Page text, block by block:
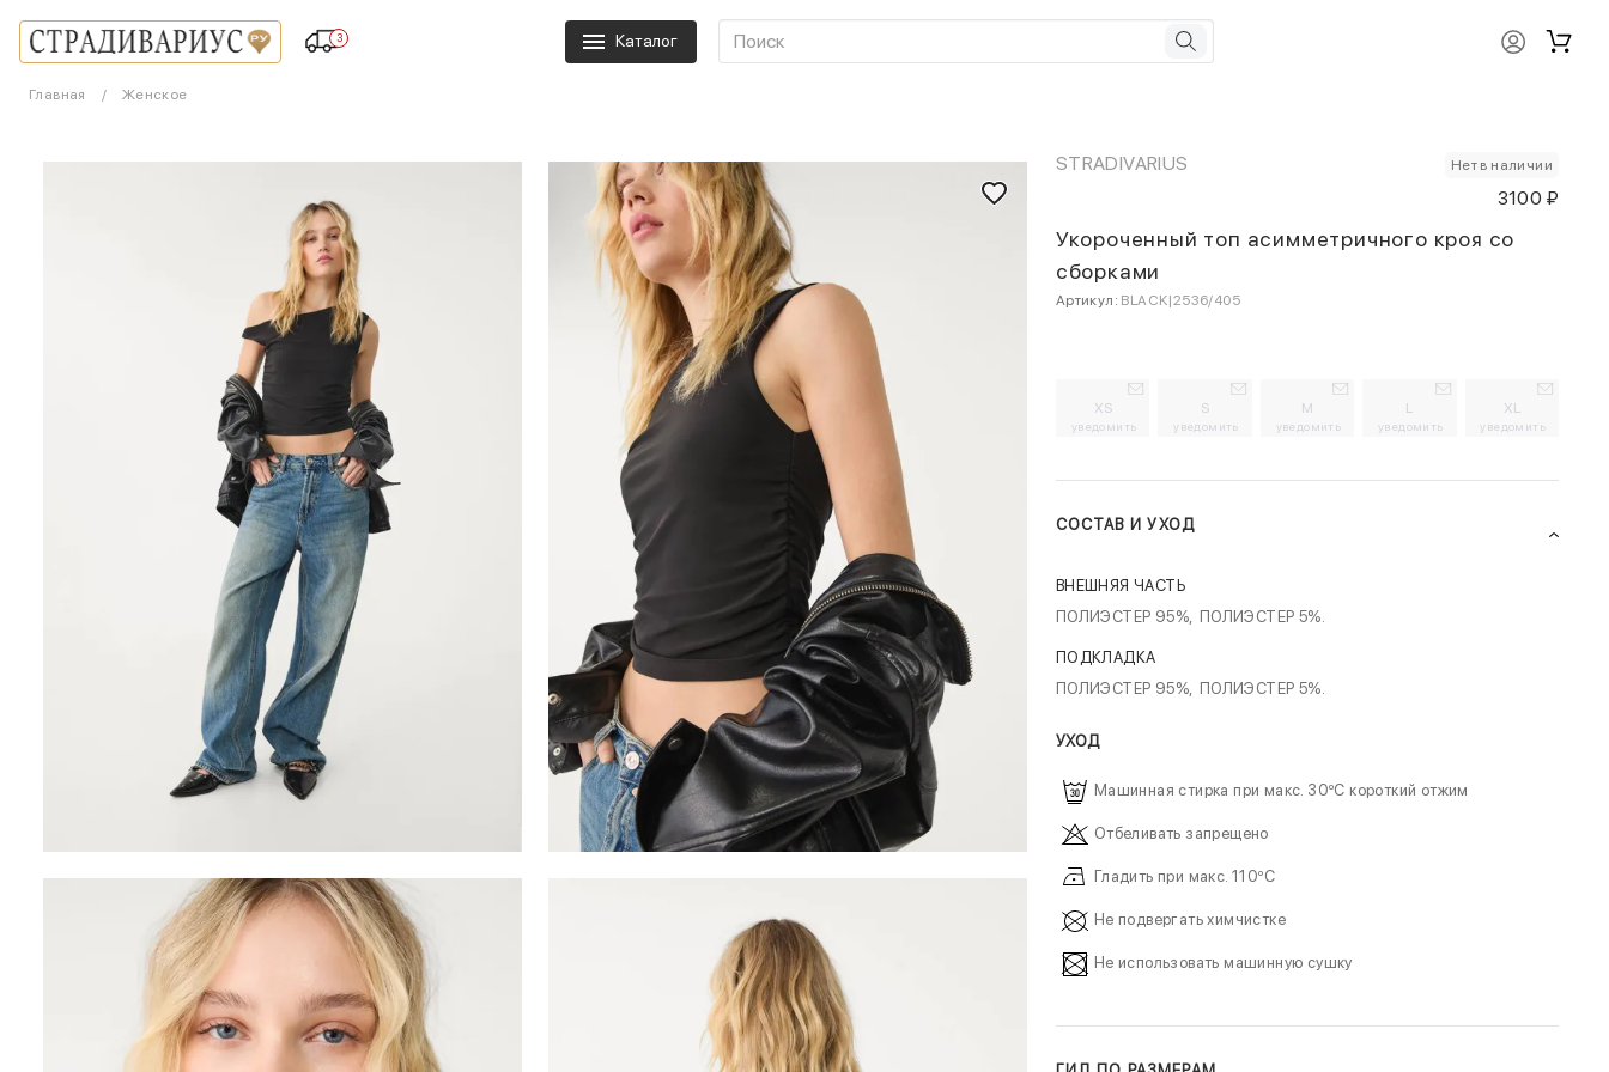
3 Каталог
Главная Женское
STRADIVARIUS Нет в наличии
3100 ₽
Укороченный топ асимметричного кроя со
сборками
Артикул: BLACK|2536/405
XS
уведомить
S
уведомить
M
уведомить
L
уведомить
XL
уведомить
СОСТАВ И УХОД
ВНЕШНЯЯ ЧАСТЬ
ПОЛИЭСТЕР 95%, ПОЛИЭСТЕР 5%.
ПОДКЛАДКА
ПОЛИЭСТЕР 95%, ПОЛИЭСТЕР 5%.
УХОД
Машинная стирка при макс. 30ºC короткий отжим
Отбеливать запрещено
Гладить при макс. 110ºC
Не подвергать химчистке
Не использовать машинную сушку